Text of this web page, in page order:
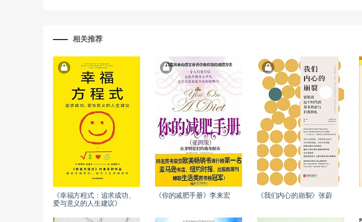
相关推荐
《幸福方程式：追求成功、
爱与意义的人生建议》
《你的减肥手册》李来宏 《我们内心的崩裂》张蔚